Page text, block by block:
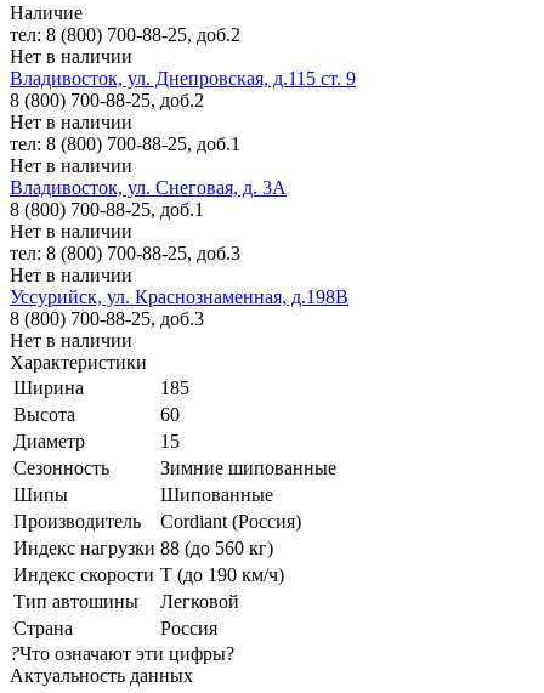
Наличие
тел: 8 (800) 700-88-25, доб.2
Нет в наличии
Владивосток, ул. Днепровская, д.115 ст. 9
8 (800) 700-88-25, доб.2
Нет в наличии
тел: 8 (800) 700-88-25, доб.1
Нет в наличии
Владивосток, ул. Снеговая, д. 3А
8 (800) 700-88-25, доб.1
Нет в наличии
тел: 8 (800) 700-88-25, доб.3
Нет в наличии
Уссурийск, ул. Краснознаменная, д.198В
8 (800) 700-88-25, доб.3
Нет в наличии
Характеристики
Ширина
185
Высота
60
Диаметр
15
Сезонность
Зимние шипованные
Шипы
Шипованные
Производитель
Cordiant (Россия)
Индекс нагрузки 88 (до 560 кг)
Индекс скорости T (до 190 км/ч)
Тип автошины
Легковой
Страна
Россия
?Что означают эти цифры?
Актуальность данных